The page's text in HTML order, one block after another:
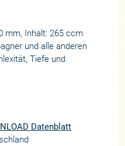
mm, Inhalt: 265 ccm
und alle anderen
Tiefe und
Datenblatt